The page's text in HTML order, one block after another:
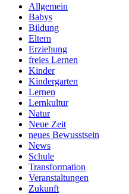
Allgemein
Babys
Bildung
Eltern
Erziehung
freies Lernen
Kinder
Kindergarten
Lernen
Lernkultur
Natur
Neue Zeit
neues Bewusstsein
News
Schule
Transformation
Veranstaltungen
Zukunft